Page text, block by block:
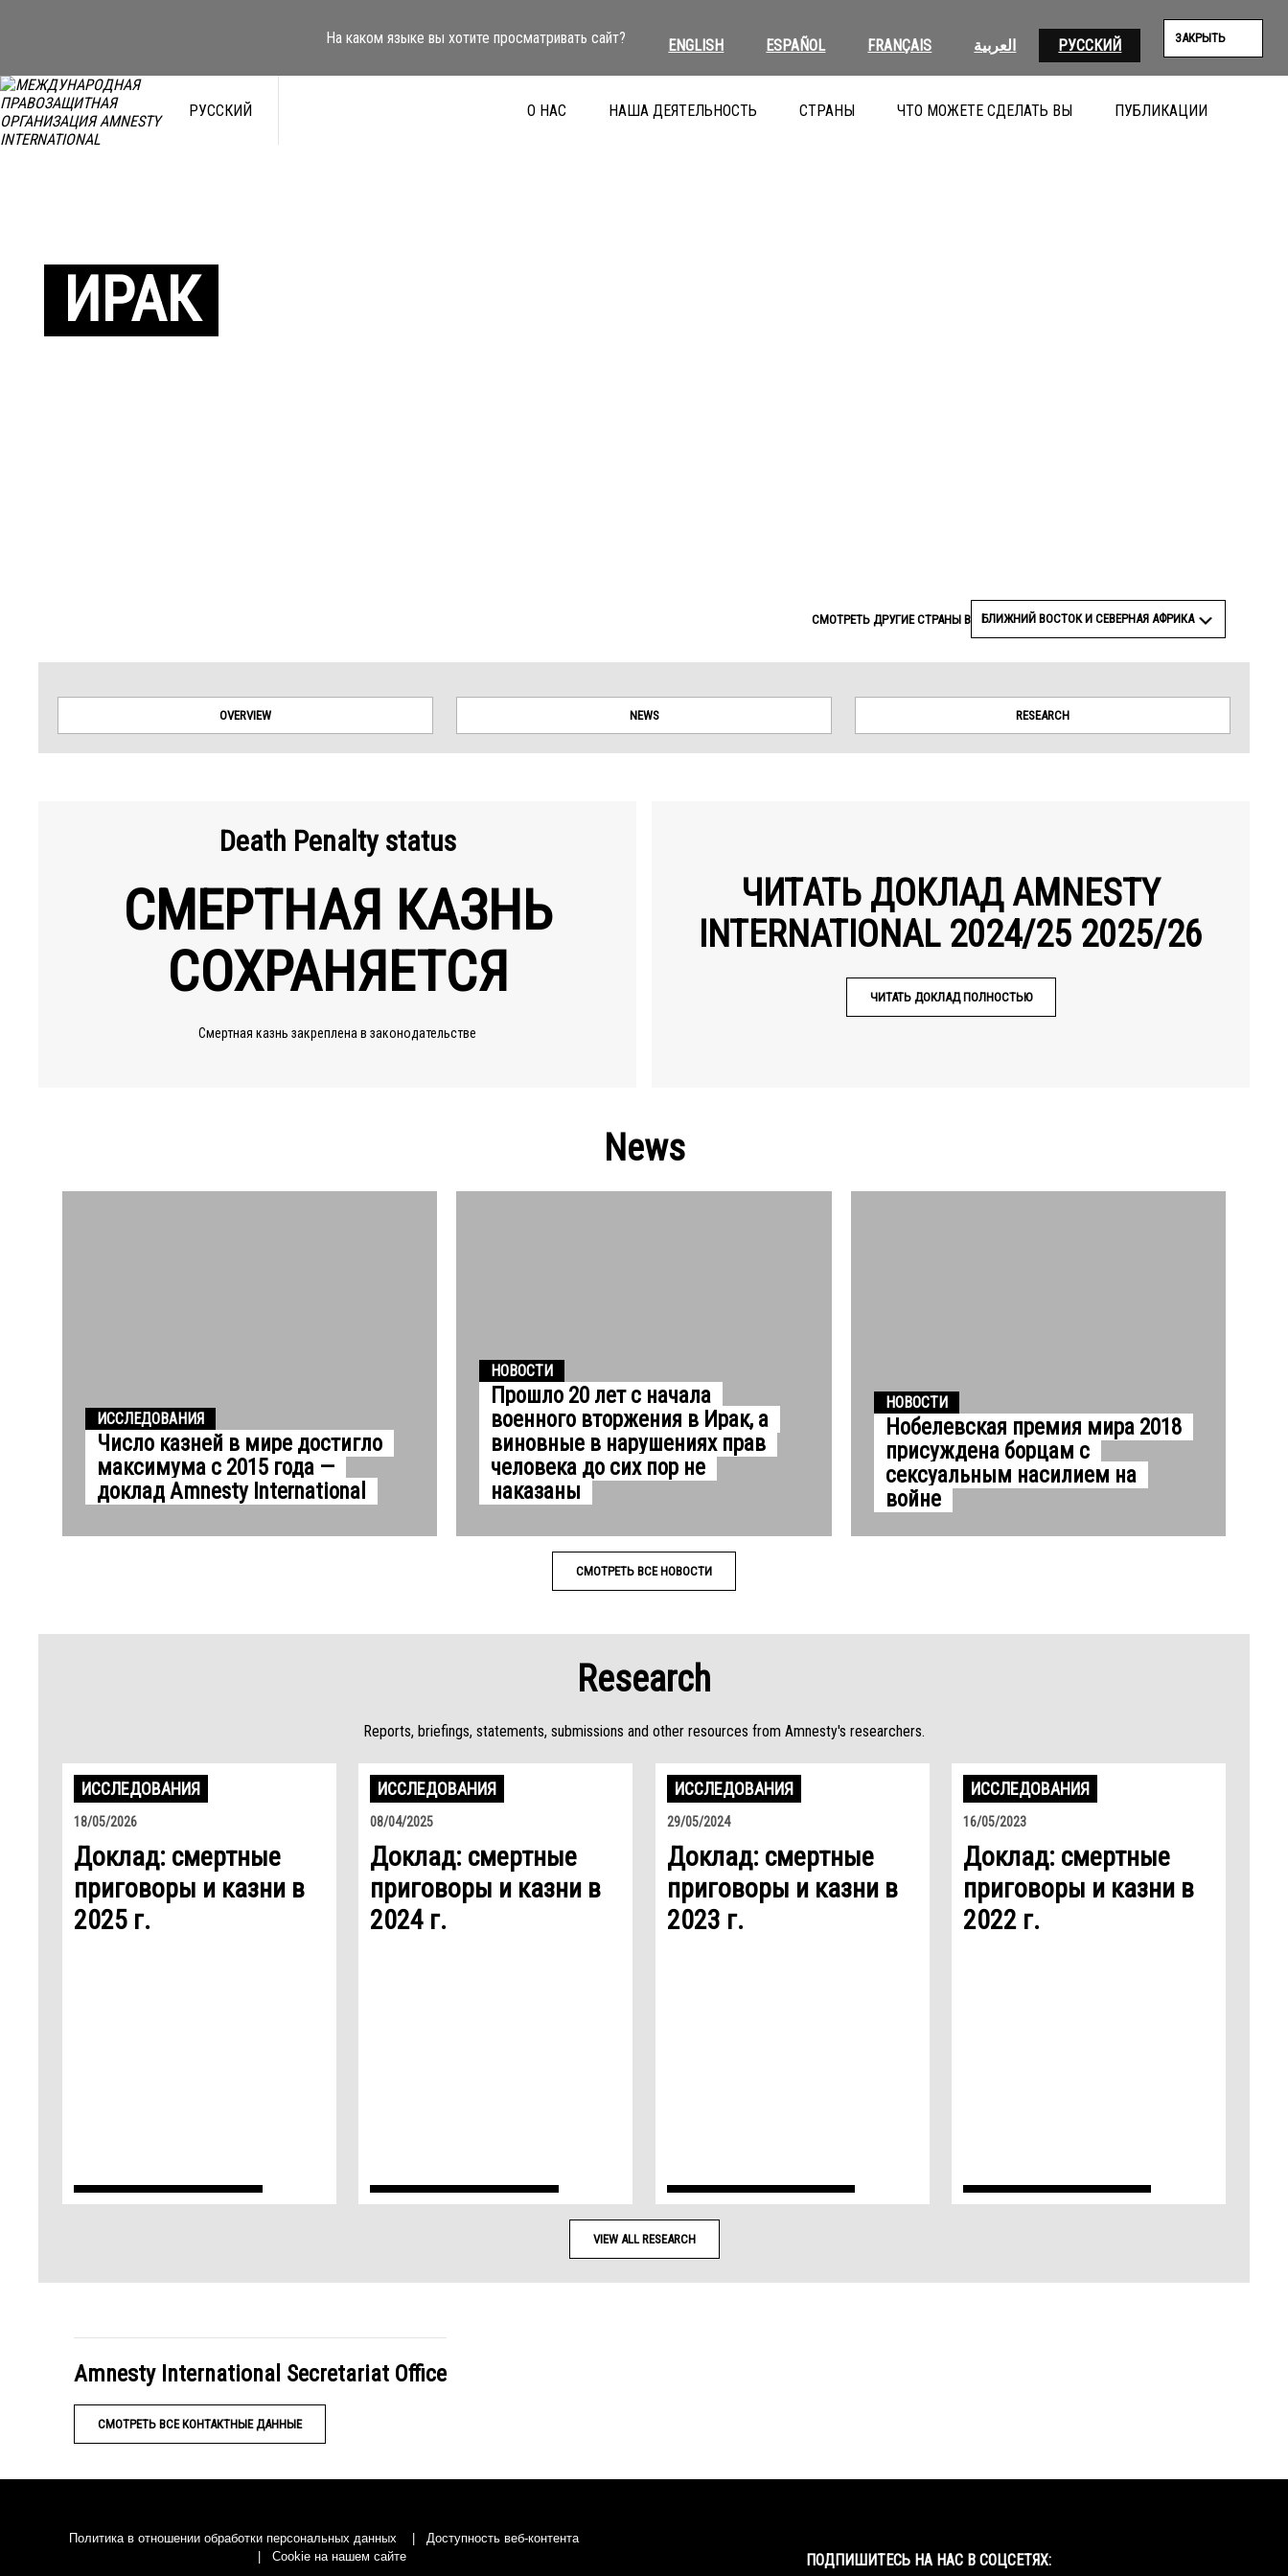
На каком языке вы хотите просматривать сайт? ENGLISH ESPAÑOL FRANÇAIS العربية РУССКИЙ ЗАКРЫТЬ
РУССКИЙ О НАС НАША ДЕЯТЕЛЬНОСТЬ СТРАНЫ ЧТО МОЖЕТЕ СДЕЛАТЬ ВЫ ПУБЛИКАЦИИ
ИРАК
СМОТРЕТЬ ДРУГИЕ СТРАНЫ В БЛИЖНИЙ ВОСТОК И СЕВЕРНАЯ АФРИКА
OVERVIEW NEWS RESEARCH
Death Penalty status
СМЕРТНАЯ КАЗНЬ
СОХРАНЯЕТСЯ
Смертная казнь закреплена в законодательстве
ЧИТАТЬ ДОКЛАД AMNESTY
INTERNATIONAL 2024/25 2025/26
ЧИТАТЬ ДОКЛАД ПОЛНОСТЬЮ
News
ИССЛЕДОВАНИЯ
Число казней в мире достигло
максимума с 2015 года —
доклад Amnesty International
НОВОСТИ
Прошло 20 лет с начала
военного вторжения в Ирак, а
виновные в нарушениях прав
человека до сих пор не
наказаны
НОВОСТИ
Нобелевская премия мира 2018
присуждена борцам с
сексуальным насилием на
войне
СМОТРЕТЬ ВСЕ НОВОСТИ
Research
Reports, briefings, statements, submissions and other resources from Amnesty's researchers.
ИССЛЕДОВАНИЯ
18/05/2026
Доклад: смертные
приговоры и казни в
2025 г.
ИССЛЕДОВАНИЯ
08/04/2025
Доклад: смертные
приговоры и казни в
2024 г.
ИССЛЕДОВАНИЯ
29/05/2024
Доклад: смертные
приговоры и казни в
2023 г.
ИССЛЕДОВАНИЯ
16/05/2023
Доклад: смертные
приговоры и казни в
2022 г.
VIEW ALL RESEARCH
Amnesty International Secretariat Office
СМОТРЕТЬ ВСЕ КОНТАКТНЫЕ ДАННЫЕ
Политика в отношении обработки персональных данных
Доступность веб-контента
Cookie на нашем сайте
ПОДПИШИТЕСЬ НА НАС В СОЦСЕТЯХ:Facebook